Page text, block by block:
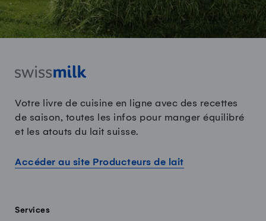
Votre livre de cuisine en ligne avec des recettes
de saison, toutes les infos pour manger équilibré
et les atouts du lait suisse.
Accéder au site Producteurs de lait
Services